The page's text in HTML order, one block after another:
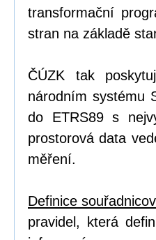
transformační
stran na základě
ČÚZK tak
národním systému
do ETRS89 s
prostorová data
měření.
Definice
pravidel, která